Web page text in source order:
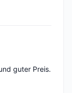
guter Preis.